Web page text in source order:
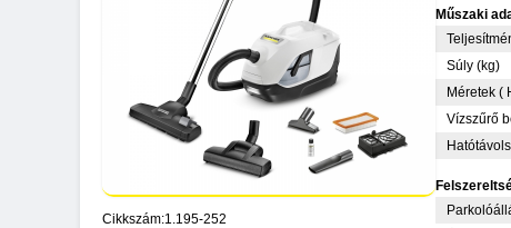
Cikkszám:1.195-252
Műszaki
Súly (kg)
Méretek (
Vízszűrő